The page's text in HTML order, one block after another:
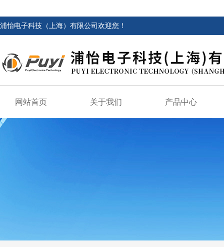
浦怡电子科技（上海）有限公司欢迎您！
网站首页 关于我们 产品中心